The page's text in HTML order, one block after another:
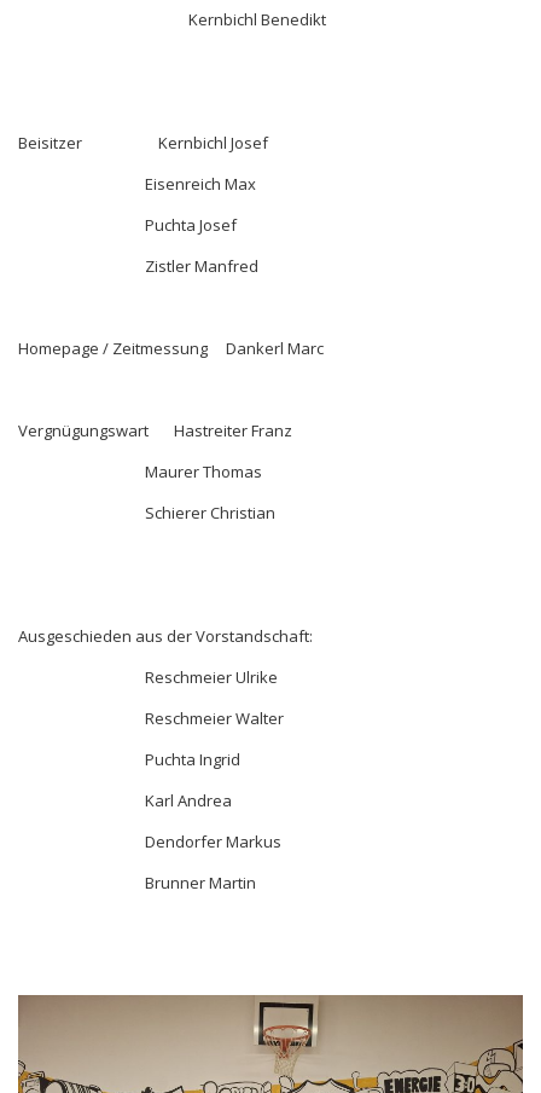
Kernbichl Benedikt
Beisitzer Kernbichl Josef
Eisenreich Max
Puchta Josef
Zistler Manfred
Homepage / Zeitmessung Dankerl Marc
Vergnügungswart Hastreiter Franz
Maurer Thomas
Schierer Christian
Ausgeschieden aus der Vorstandschaft:
Reschmeier Ulrike
Reschmeier Walter
Puchta Ingrid
Karl Andrea
Dendorfer Markus
Brunner Martin